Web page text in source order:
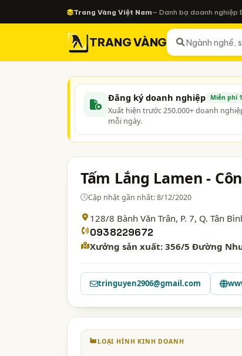
Trang Vàng Việt Nam— Danh bạ doanh nghiệp
TRANG VÀNG
Đăng ký doanh nghiệp Miễn phí
Xuất hiện trước 250.000+ doanh
mỗi ngày.
Tấm Lắng Lamen -
Cập nhật gần nhất: 8/12/2020
128/8 Bành Văn Trân, P. 7, Q. Tân
0938229672
Xưởng sản xuất: 356/5 Đường
tringuyen2906@gmail.com
LOẠI HÌNH KINH DOANH